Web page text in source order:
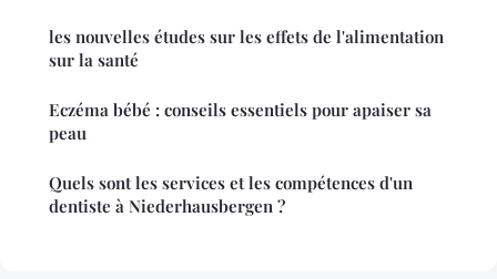
les nouvelles études sur les effets de l'alimentation
sur la santé
Eczéma bébé : conseils essentiels pour apaiser sa
peau
Quels sont les services et les compétences d'un
dentiste à Niederhausbergen ?